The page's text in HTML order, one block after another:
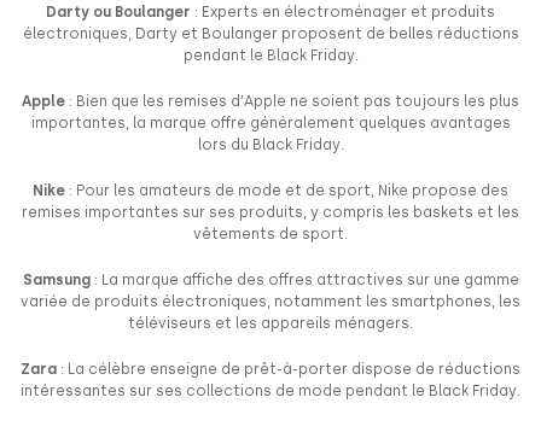
Darty ou Boulanger : Experts en électroménager et produits
électroniques, Darty et Boulanger proposent de belles réductions
pendant le Black Friday.
Apple : Bien que les remises d’Apple ne soient pas toujours les plus
importantes, la marque offre généralement quelques avantages
lors du Black Friday.
Nike : Pour les amateurs de mode et de sport, Nike propose des
remises importantes sur ses produits, y compris les baskets et les
vêtements de sport.
Samsung: La marque affiche des offres attractives sur une gamme
variée de produits électroniques, notamment les smartphones, les
téléviseurs et les appareils ménagers.
Zara : La célèbre enseigne de prêt-à-porter dispose de réductions
intéressantes sur ses collections de mode pendant le Black Friday.